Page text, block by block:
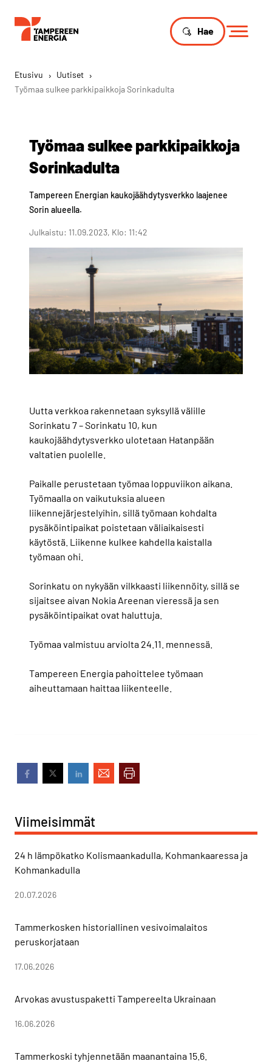
Hae
Etusivu › Uutiset ›
Työmaa sulkee parkkipaikkoja Sorinkadulta
Työmaa sulkee parkkipaikkoja
Sorinkadulta
Tampereen Energian kaukojäähdytysverkko laajenee
Sorin alueella.
Julkaistu: 11.09.2023, Klo: 11:42
Uutta verkkoa rakennetaan syksyllä välille
Sorinkatu 7 – Sorinkatu 10, kun
kaukojäähdytysverkko ulotetaan Hatanpään
valtatien puolelle.
Paikalle perustetaan työmaa loppuviikon aikana.
Työmaalla on vaikutuksia alueen
liikennejärjestelyihin, sillä työmaan kohdalta
pysäköintipaikat poistetaan väliaikaisesti
käytöstä. Liikenne kulkee kahdella kaistalla
työmaan ohi.
Sorinkatu on nykyään vilkkaasti liikennöity, sillä se
sijaitsee aivan Nokia Areenan vieressä ja sen
pysäköintipaikat ovat haluttuja.
Työmaa valmistuu arviolta 24.11. mennessä.
Tampereen Energia pahoittelee työmaan
aiheuttamaan haittaa liikenteelle.
Viimeisimmät
24 h lämpökatko Kolismaankadulla, Kohmankaaressa ja
Kohmankadulla
20.07.2026
Tammerkosken historiallinen vesivoimalaitos
peruskorjataan
17.06.2026
Arvokas avustuspaketti Tampereelta Ukrainaan
16.06.2026
Tammerkoski tyhjennetään maanantaina 15.6.